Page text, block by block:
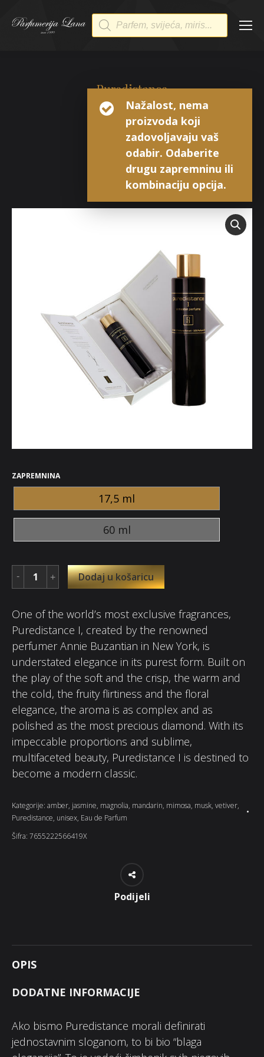
Products
search
Puredistance
I
Perfume Extrait
ZAPREMNINA
17,5 ml
60 ml
Nažalost, nema
proizvoda koji
zadovoljavaju vaš
odabir. Odaberite
drugu zapremninu ili
kombinaciju opcija.
Dodaj u košaricu
One of the world’s most exclusive fragrances,
Puredistance I, created by the renowned
perfumer Annie Buzantian in New York, is
understated elegance in its purest form. Built on
the play of the soft and the crisp, the warm and
the cold, the fruity flirtiness and the floral
elegance, the aroma is as complex and as
polished as the most precious diamond. With its
impeccable proportions and sublime,
multifaceted beauty, Puredistance I is destined to
become a modern classic.
Kategorije: amber, jasmine, magnolia, mandarin, mimosa, musk, vetiver,
Puredistance, unisex, Eau de Parfum
Šifra: 7655222566419X
Podijeli
OPIS
DODATNE INFORMACIJE
Ako bismo Puredistance morali definirati
jednostavnim sloganom, to bi bio “blaga